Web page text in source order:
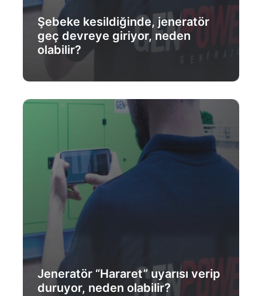
Şebeke kesildiğinde, jeneratör
geç devreye giriyor, neden
olabilir?
Daha Fazlası
Jeneratör “Hararet” uyarısı verip
duruyor, neden olabilir?